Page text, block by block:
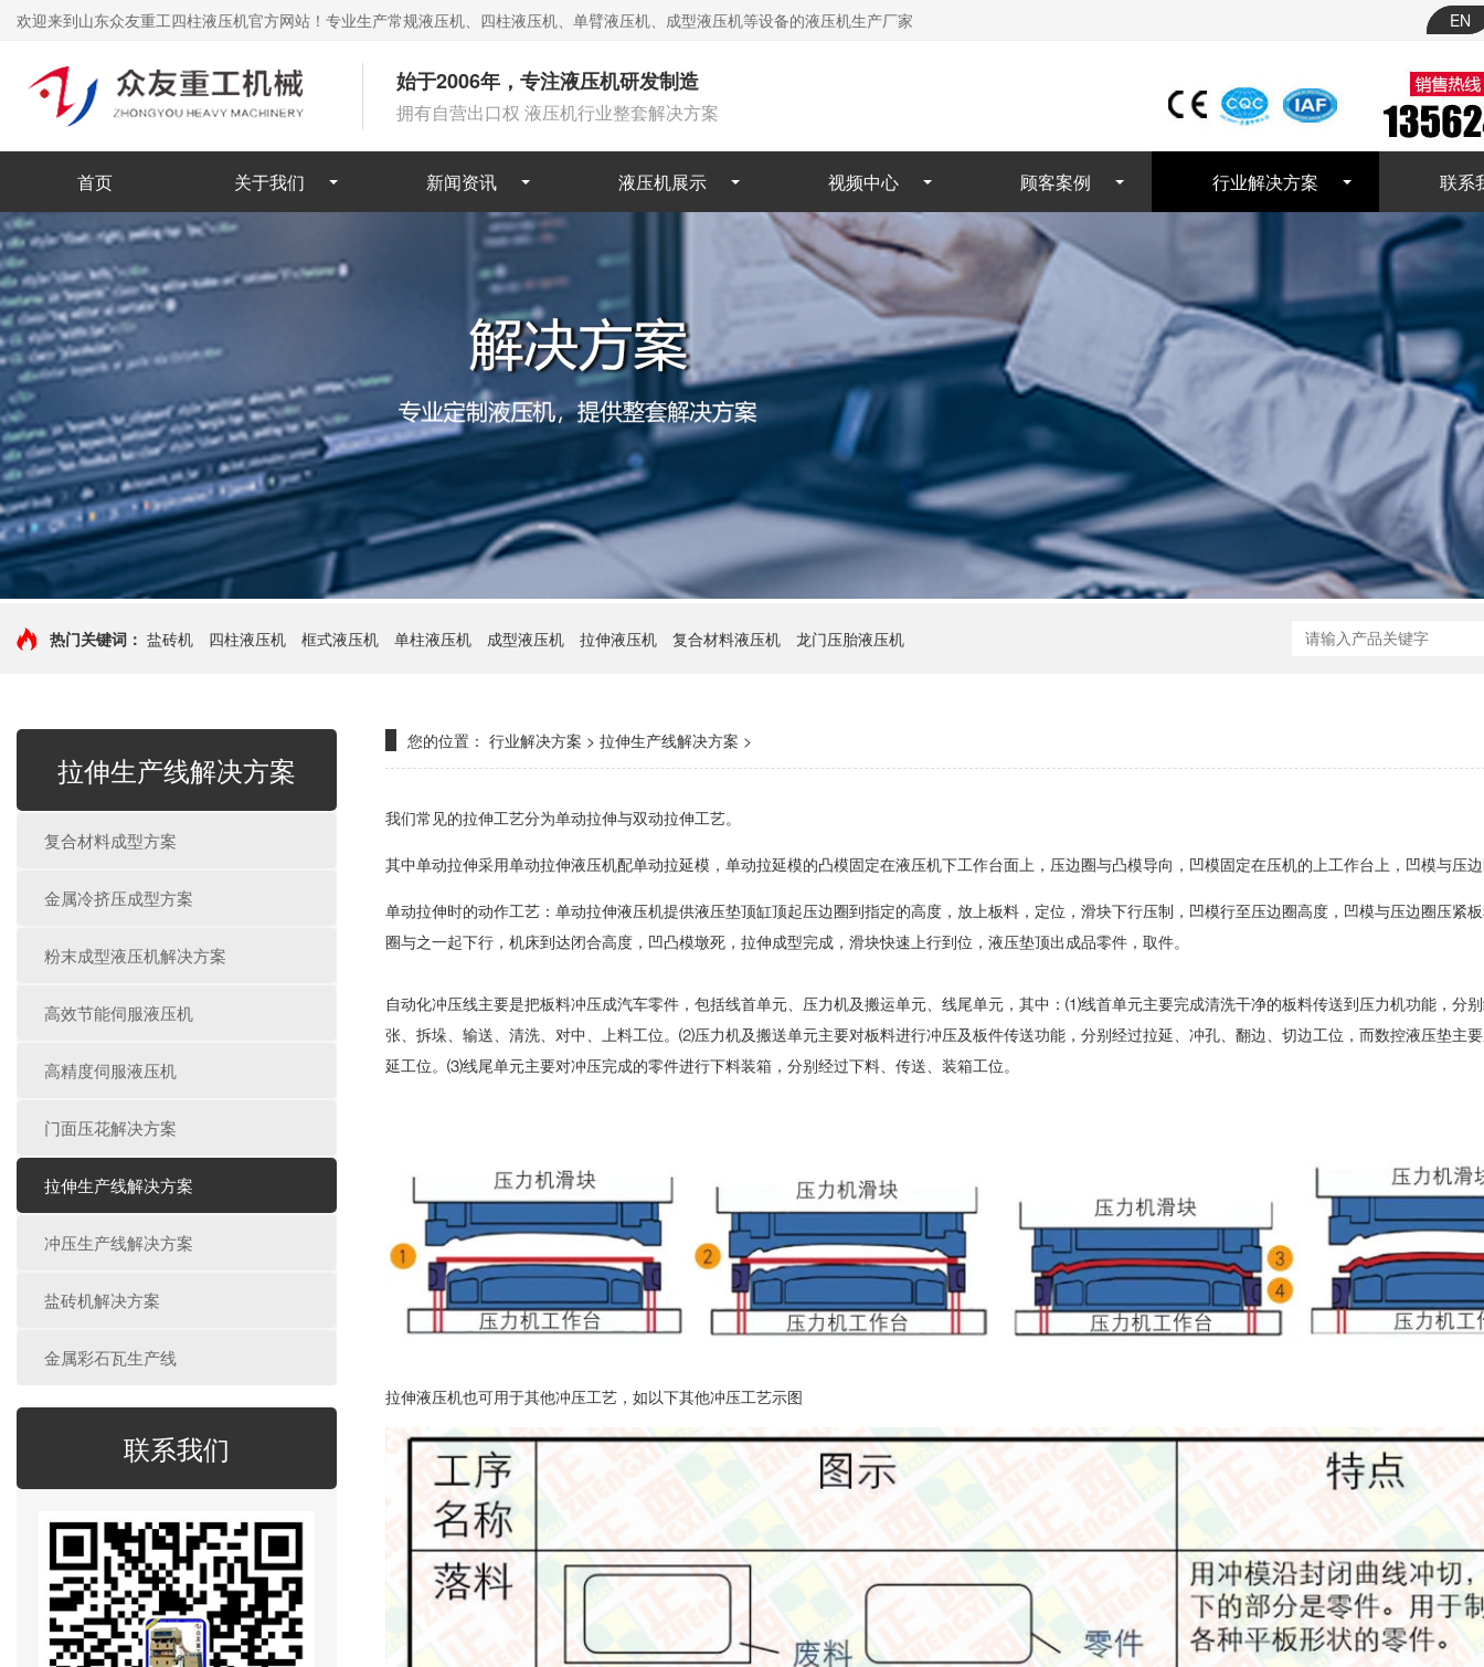
EN
欢迎来到山东众友重工四柱液压机官方网站！专业生产常规液压机、四柱液压机、单臂液压机、成型液压机等设备的液压机生产厂家
始于2006年，专注液压机研发制造
拥有自营出口权 液压机行业整套解决方案
首页 关于我们 新闻资讯 液压机展示 视频中心 顾客案例 行业解决方案 联系
热门关键词： 盐砖机 四柱液压机 框式液压机 单柱液压机 成型液压机 拉伸液压机 复合材料液压机 龙门压胎液压机
拉伸生产线解决方案
复合材料成型方案
金属冷挤压成型方案
粉末成型液压机解决方案
高效节能伺服液压机
高精度伺服液压机
门面压花解决方案
拉伸生产线解决方案
冲压生产线解决方案
盐砖机解决方案
金属彩石瓦生产线
联系我们
您的位置： 行业解决方案 > 拉伸生产线解决方案 >
我们常见的拉伸工艺分为单动拉伸与双动拉伸工艺。
其中单动拉伸采用单动拉伸液压机配单动拉延模，单动拉延模的凸模固定在液压机下工作台面上，压边圈与凸模导向，凹模固定在压机的上工作台上，凹模与压
单动拉伸时的动作工艺：单动拉伸液压机提供液压垫顶缸顶起压边圈到指定的高度，放上板料，定位，滑块下行压制，凹模行至压边圈高度，凹模与压边圈压紧
圈与之一起下行，机床到达闭合高度，凹凸模墩死，拉伸成型完成，滑块快速上行到位，液压垫顶出成品零件，取件。
自动化冲压线主要是把板料冲压成汽车零件，包括线首单元、压力机及搬运单元、线尾单元，其中：⑴线首单元主要完成清洗干净的板料传送到压力机功能，分
张、拆垛、输送、清洗、对中、上料工位。⑵压力机及搬送单元主要对板料进行冲压及板件传送功能，分别经过拉延、冲孔、翻边、切边工位，而数控液压垫主
延工位。⑶线尾单元主要对冲压完成的零件进行下料装箱，分别经过下料、传送、装箱工位。
拉伸液压机也可用于其他冲压工艺，如以下其他冲压工艺示图